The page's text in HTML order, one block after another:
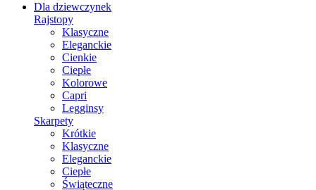
Dla dziewczynek
Rajstopy
Klasyczne
Eleganckie
Cienkie
Ciepłe
Kolorowe
Capri
Legginsy
Skarpety
Krótkie
Klasyczne
Eleganckie
Ciepłe
Świąteczne